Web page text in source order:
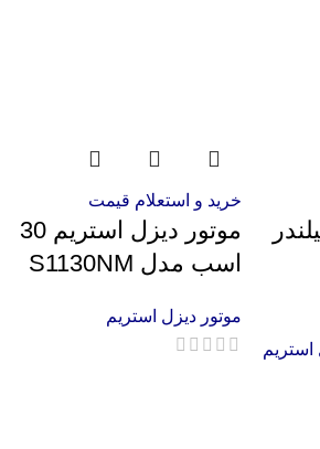
استریم
خرید و استعلام قیمت
موتور دیزل استریم 30
اسب مدل S1130NM
موتور دیزل استریم